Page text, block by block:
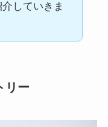
していきま
リー